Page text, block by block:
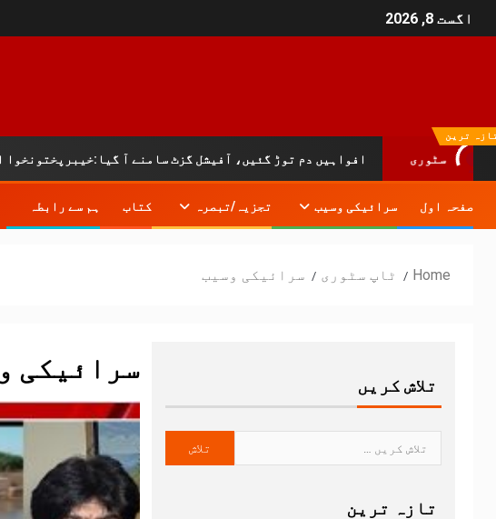
اگست 8, 2026
ترین
سٹوری
افواہیں دم توڑ گئیں، آفیشل گزٹ سامنے آ گیا:خیبرپختونخوا اسمبلی کا
صفحہ اول سرائیکی وسیب تجزیہ/تبصرہ کتاب ہم سے رابطہ
Home ٹاپ سٹوری سرائیکی وسیب
سرائیکی
تلاش کریں
تازہ ترین